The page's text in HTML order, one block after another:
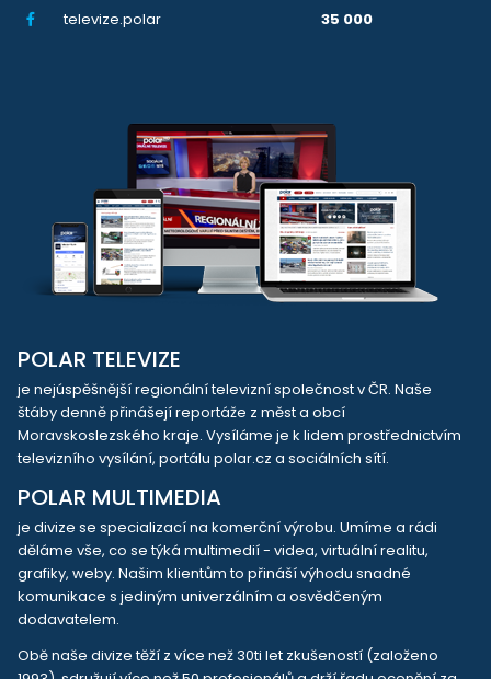
televize.polar
35 000
POLAR TELEVIZE
je nejúspěšnější regionální televizní společnost v ČR. Naše
štáby denně přinášejí reportáže z měst a obcí
Moravskoslezského kraje. Vysíláme je k lidem prostřednictvím
televizního vysílání, portálu polar.cz a sociálních sítí.
POLAR MULTIMEDIA
je divize se specializací na komerční výrobu. Umíme a rádi
děláme vše, co se týká multimedií - videa, virtuální realitu,
grafiky, weby. Našim klientům to přináší výhodu snadné
komunikace s jediným univerzálním a osvědčeným
dodavatelem.
Obě naše divize těží z více než 30ti let zkušeností (založeno